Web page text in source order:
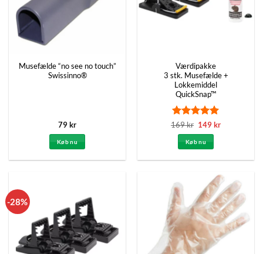
Musefælde “no see no touch”
Swissinno®
79kr
Køb nu
Værdipakke
3 stk. Musefælde +
Lokkemiddel
QuickSnap™
Vurderet5
ud af 5
169kr Den
var:
169 kr.
149krDen
Køb nu
-28%